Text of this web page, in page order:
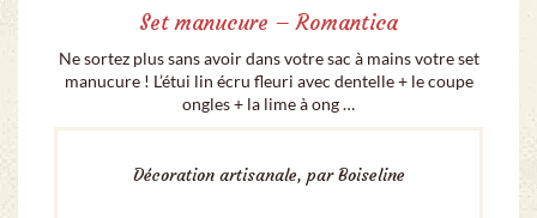
Set manucure – Romantica
Ne sortez plus sans avoir dans votre sac à mains votre set
manucure ! L’étui lin écru fleuri avec dentelle + le coupe
ongles + la lime à ong …
Décoration artisanale, par Boiseline